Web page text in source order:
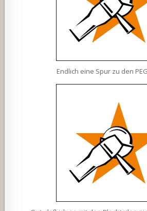
Endlich eine Spur zu den